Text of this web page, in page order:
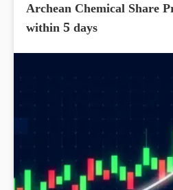
Archean Chemical Share
within 5 days